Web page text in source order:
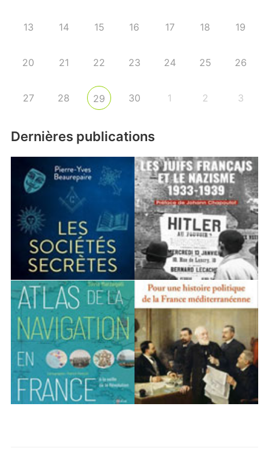
13 14 15 16 17 18 19
20 21 22 23 24 25 26
27 28 29 30 1 2 3
Dernières publications